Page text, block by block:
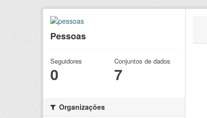
Pessoas
Seguidores
0
Conjuntos de dados
7
Organizações